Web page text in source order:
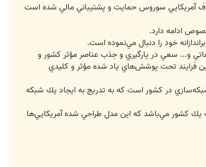
آمريكايي سوروس حمايت و پشتيباني مالي شده است
ادامه دارد.
خود را دنبال مي‌نموده است.
و... سعي در يارگيري و جذب عناصر مؤثر كشور و
اين فرايند تحت پوشش‌هاي ياد شده مؤثر و كليدي
در كشور است كه به تدريج به ايجاد يك شبكه
يك كشور مي‌باشد كه اين مدل طراحي شده آمريكايي‌ها